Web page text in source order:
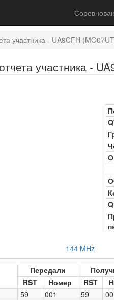
участника - UA9CFH
участника -
144 MHz
Передали
RST Номер RST
59 001 59